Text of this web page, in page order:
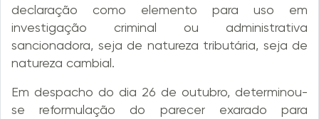
declaração como elemento para uso em
investigação criminal ou administrativa
sancionadora, seja de natureza tributária, seja de
natureza cambial.
Em despacho do dia 26 de outubro, determinou-
se reformulação do parecer exarado para